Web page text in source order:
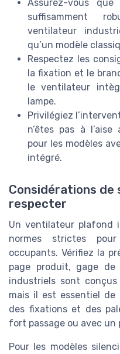
Assurez-vous
suffisamment
ventilateur
qu’un modèle
Respectez les
la fixation et le
le ventilateur
lampe.
Privilégiez
n’êtes pas à
pour les modèles
intégré.
Considérations de
respecter
Un ventilateur plafond
normes strictes
occupants. Vérifiez la
page produit, gage
industriels sont
mais il est essentiel de
des fixations et des
fort passage ou avec
Pour les modèles